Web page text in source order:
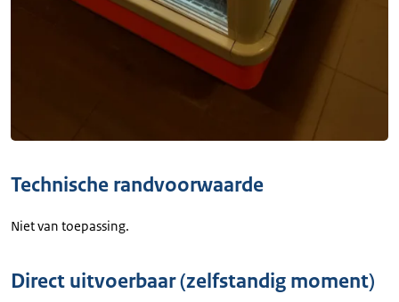
Technische randvoorwaarde
Niet van toepassing.
Direct uitvoerbaar (zelfstandig moment)